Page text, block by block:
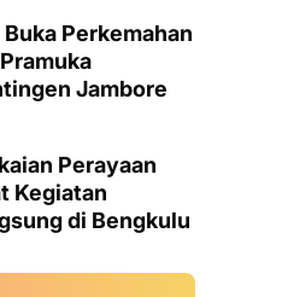
Perkemahan
Jambore
Perayaan
Kegiatan
di Bengkulu